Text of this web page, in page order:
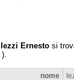
Iezzi Ernesto si
).
nome